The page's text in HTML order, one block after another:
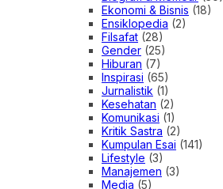
Ekonomi & Bisnis (18)
Ensiklopedia (2)
Filsafat (28)
Gender (25)
Hiburan (7)
Inspirasi (65)
Jurnalistik (1)
Kesehatan (2)
Komunikasi (1)
Kritik Sastra (2)
Kumpulan Esai (141)
Lifestyle (3)
Manajemen (3)
Media (5)